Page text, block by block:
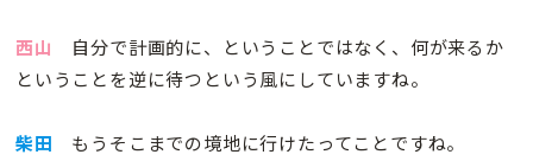
西山
自分で計画的に、ということではなく、何が来るか
ということを逆に待つという風にしていますね。
柴田 もうそこまでの境地に行けたってことですね。